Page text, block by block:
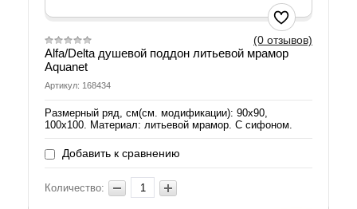
(0 отзывов)
Alfa/Delta душевой поддон литьевой мрамор
Aquanet
Артикул: 168434
Размерный ряд, см(см. модификации): 90х90,
100х100. Материал: литьевой мрамор. С сифоном.
Добавить к сравнению
Количество: